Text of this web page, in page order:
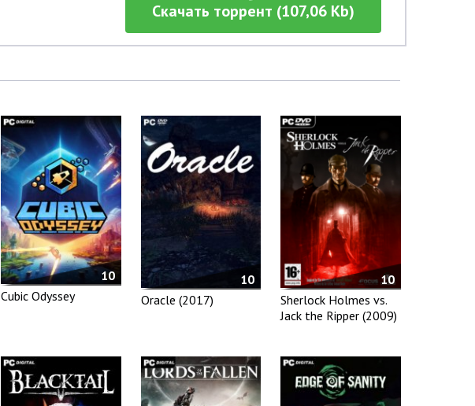
Скачать торрент (107,06 Kb)
10
Cubic Odyssey
10
Oracle (2017)
10
Sherlock Holmes vs.
Jack the Ripper (2009)